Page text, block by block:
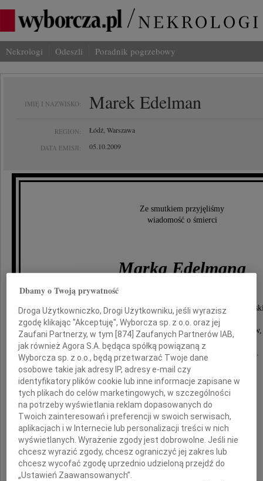
Nekrologi Odeszli Poradnik pogrzebowy
IMIĘ I NAZWISKO: Marek Edelman
REGION: Łódź, Warszawa
DATA EMISJI: 05.10.2009
Ze smutkiem przyjęliśmy
wiadomość o śmierci
Marka Edelmana
Odszedł przywódca powstania w Getcie
niestrudzony bojownik o wolną Polskę,
współpracownik Komitetu Obrony Robotników,
działacz "Solidarności".
Za zasługi odznaczony Orderem Orła Białego.
Honorowy Obywatel Miasta Łodzi.
Wybitny lekarz kardiolog.
Rodzinie
i
Bliskim
składamy wyrazy głębokiego współczucia
Dbamy o Twoją prywatność
Droga Użytkowniczko, Drogi Użytkowniku, jeśli wyrazisz
zgodę klikając "Akceptuję", Wyborcza sp. z o.o. oraz jej
Zaufani Partnerzy, w tym [874] Zaufanych Partnerów IAB,
jak również Agora S.A. będąca spółką powiązaną z
Wyborcza sp. z o.o., będą przetwarzać Twoje dane
osobowe takie jak adresy IP, adresy e-mail czy
identyfikatory plików cookie lub inne informacje zapisane w
tych plikach do celów marketingowych, w szczególności
na potrzeby wyświetlania reklam dopasowanych do
Twoich zainteresowań i preferencji w swoich serwisach,
aplikacjach i w Internecie lub personalizacji treści w nich
wyświetlanych. Wyrażenie zgody jest dobrowolne. Jeśli nie
chcesz wyrazić zgody, chcesz ograniczyć jej zakres lub
chcesz wycofać zgodę uprzednio udzieloną przejdź do
„Ustawień Zaawansowanych”.